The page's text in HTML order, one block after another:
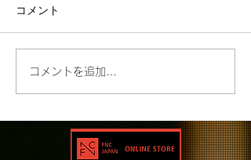
コメント
コメントを追加…